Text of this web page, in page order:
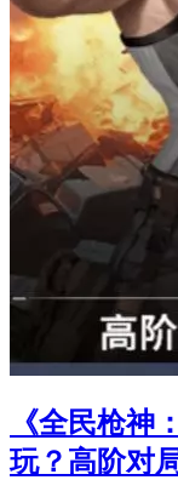
《全民枪神
玩？高阶对